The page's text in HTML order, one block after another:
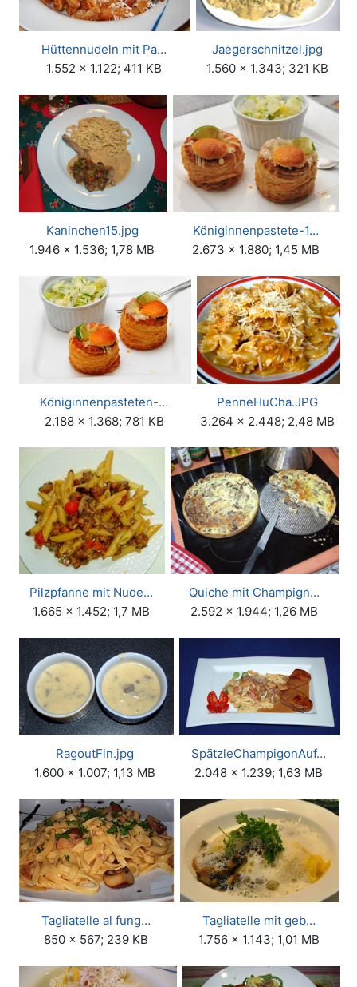
Hüttennudeln mit Pa…
1.552 × 1.122; 411 KB
Jaegerschnitzel.jpg
1.560 × 1.343; 321 KB
Kaninchen15.jpg
1.946 × 1.536; 1,78 MB
Königinnenpastete-1…
2.673 × 1.880; 1,45 MB
Königinnenpasteten-…
2.188 × 1.368; 781 KB
PenneHuCha.JPG
3.264 × 2.448; 2,48 MB
Pilzpfanne mit Nude…
1.665 × 1.452; 1,7 MB
Quiche mit Champign…
2.592 × 1.944; 1,26 MB
RagoutFin.jpg
1.600 × 1.007; 1,13 MB
SpätzleChampigonAuf…
2.048 × 1.239; 1,63 MB
Tagliatelle al fung…
850 × 567; 239 KB
Tagliatelle mit geb…
1.756 × 1.143; 1,01 MB